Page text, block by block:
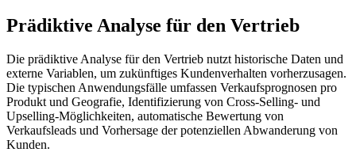
Prädiktive Analyse für den Vertrieb
Die prädiktive Analyse für den Vertrieb nutzt historische Daten und
externe Variablen, um zukünftiges Kundenverhalten vorherzusagen.
Die typischen Anwendungsfälle umfassen Verkaufsprognosen pro
Produkt und Geografie, Identifizierung von Cross-Selling- und
Upselling-Möglichkeiten, automatische Bewertung von
Verkaufsleads und Vorhersage der potenziellen Abwanderung von
Kunden.